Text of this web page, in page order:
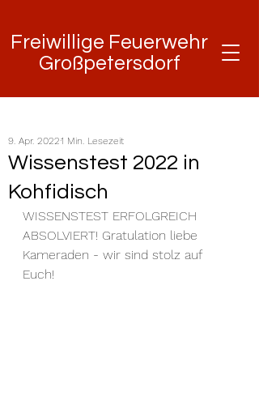
Freiwillige Feuerwehr
Großpetersdorf
Freiwillige Feuerwehr
Großpetersdorf
Wissenstest 2022 in
Kohfidisch
9. Apr. 20221 Min. Lesezeit
WISSENSTEST ERFOLGREICH
ABSOLVIERT! Gratulation liebe
Kameraden - wir sind stolz auf
Euch!